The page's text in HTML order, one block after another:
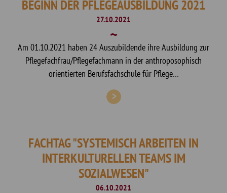
BEGINN DER PFLEGEAUSBILDUNG 2021
27.10.2021
Am 01.10.2021 haben 24 Auszubildende ihre Ausbildung zur
Pflegefachfrau/Pflegefachmann in der anthroposophisch
orientierten Berufsfachschule für Pflege…
FACHTAG "SYSTEMISCH ARBEITEN IN
INTERKULTURELLEN TEAMS IM
SOZIALWESEN"
06.10.2021